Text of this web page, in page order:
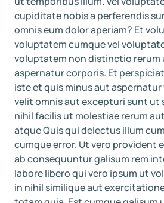
cupiditate nobis a perferendis
omnis eum dolor aperiam? Et
voluptatem cumque vel
voluptatem non distinctio rerum
aspernatur corporis. Et
iste et quis minus aut
velit omnis aut excepturi sunt ut
nihil facilis ut molestiae rerum
atque Quis qui delectus illum
cumque error. Ut vero provident
ab consequuntur galisum rem
labore libero qui vero ipsum ut
in nihil similique aut